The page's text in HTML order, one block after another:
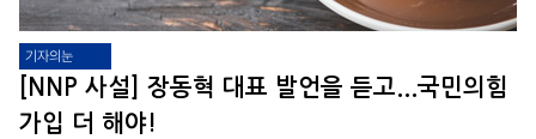
기자의눈
[NNP 사설] 장동혁 대표 발언을 듣고...국민의힘
가입 더 해야!